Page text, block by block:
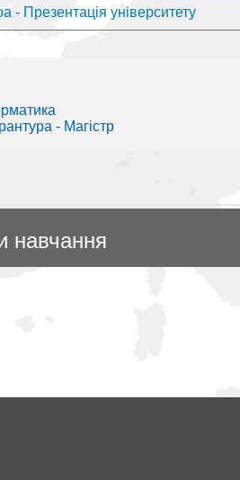
- Презентація університету
- Магістр
навчання